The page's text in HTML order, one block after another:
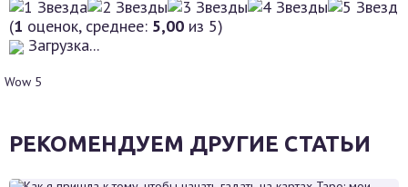
(1 оценок, среднее: 5,00 из 5)
Загрузка...
Wow 5
РЕКОМЕНДУЕМ ДРУГИЕ СТАТЬИ